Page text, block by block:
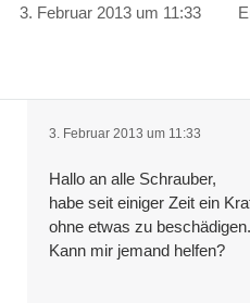
3. Februar 2013 um 11:33
3. Februar 2013 um 11:33
Hallo an alle Schrauber,
habe seit einiger Zeit ein
ohne etwas zu
Kann mir jemand helfen?